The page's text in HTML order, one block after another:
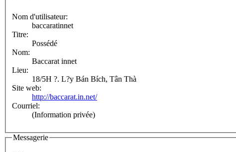
Nom d'utilisateur:
baccaratinnet
Titre:
Possédé
Nom:
Baccarat innet
Lieu:
18/5H ?. L?y Bán Bích, Tân Thà
Site web:
http://baccarat.in.net/
Courriel:
(Information privée)
Messagerie